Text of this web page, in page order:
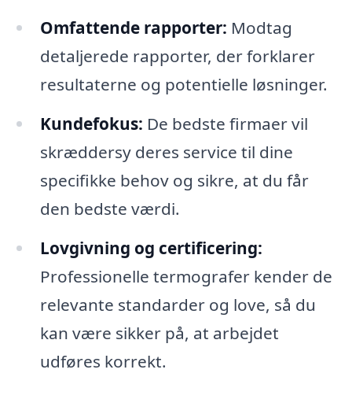
Omfattende rapporter: Modtag
detaljerede rapporter, der forklarer
resultaterne og potentielle løsninger.
Kundefokus: De bedste firmaer vil
skræddersy deres service til dine
specifikke behov og sikre, at du får
den bedste værdi.
Lovgivning og certificering:
Professionelle termografer kender de
relevante standarder og love, så du
kan være sikker på, at arbejdet
udføres korrekt.